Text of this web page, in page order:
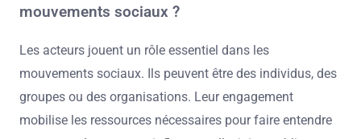
mouvements sociaux ?
Les acteurs jouent un rôle essentiel dans les
mouvements sociaux. Ils peuvent être des individus, des
groupes ou des organisations. Leur engagement
mobilise les ressources nécessaires pour faire entendre